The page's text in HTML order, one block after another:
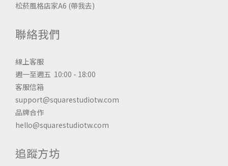
松菸風格店家A6 (帶我去)
聯絡我們
線上客服
週一至週五 10:00 - 18:00
客服信箱
support@squarestudiotw.com
品牌合作
hello@squarestudiotw.com
追蹤方坊